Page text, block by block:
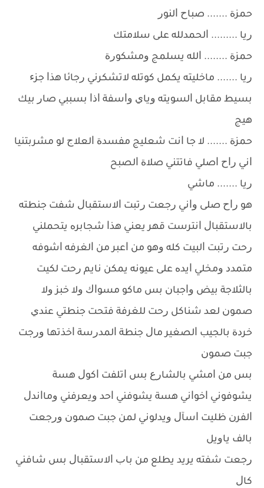
ﺣﻤﺰﺓ ....... ﺻﺒﺎﺡ ﺍﻟﻨﻮﺭ
ﺭﻳﺎ ......... ﺍﻟﺤﻤﺪﻟﻠﻪ ﻋﻠﻰ ﺳﻼﻣﺘﻚ
ﺣﻤﺰﺓ ........ ﺍﻟﻠﻪ ﻳﺴﻠﻤﺞ ﻭﻣﺸﻜﻮﺭﺓ
ﺭﻳﺎ ....... ﻣﺎﺧﻠﻴﺘﻪ ﻳﻜﻤﻞ ﻛﻮﺗﻠﻪ ﻻﺗﺸﻜﺮﻧﻲ ﺭﺟﺎﺋﺎ ﻫﺬﺍ ﺟﺰﺀ
ﺑﺴﻴﻂ ﻣﻘﺎﺑﻞ ﺍﻟﺴﻮﻳﺘﻪ ﻭﻳﺎﻱ ﻭﺍﺳﻔﺔ ﺍﺫﺍ ﺑﺴﺒﺒﻲ ﺻﺎﺭ ﺑﻴﻚ
ﻫﻴﺞ
ﺣﻤﺰﺓ ....... ﻻ ﺟﺎ ﺍﻧﺖ ﺷﻌﻠﻴﺞ ﻣﻔﺴﺪﺓ ﺍﻟﻌﻼﺝ ﻟﻮ ﻣﺸﺮﺑﺘﻨﻴﺎ
ﺍﻧﻲ ﺭﺍﺡ ﺍﺻﻠﻲ ﻓﺎﺗﺘﻨﻲ ﺻﻼﺓ ﺍﻟﺼﺒﺢ
ﺭﻳﺎ ....... ﻣﺎﺷﻲ
ﻫﻮ ﺭﺍﺡ ﺻﻠﻰ ﻭﺍﻧﻲ ﺭﺟﻌﺖ ﺭﺗﺒﺖ ﺍﻻﺳﺘﻘﺒﺎﻝ ﺷﻔﺖ ﺟﻨﻄﺘﻪ
ﺑﺎﻻﺳﺘﻘﺒﺎﻝ ﺍﻧﺘﺮﺳﺖ ﻗﻬﺮ ﻳﻌﻨﻲ ﻫﺬﺍ ﺷﺠﺎﺑﺮﻩ ﻳﺘﺤﻤﻠﻨﻲ
ﺭﺣﺖ ﺭﺗﺒﺖ ﺍﻟﺒﻴﺖ ﻛﻠﻪ ﻭﻫﻮ ﻣﻦ ﺍﻋﺒﺮ ﻣﻦ ﺍﻟﻐﺮﻓﻪ ﺍﺷﻮﻓﻪ
ﻣﺘﻤﺪﺩ ﻭﻣﺨﻠﻲ ﺍﻳﺪﻩ ﻋﻠﻰ ﻋﻴﻮﻧﻪ ﻳﻤﻜﻦ ﻧﺎﻳﻢ ﺭﺣﺖ ﻟﻜﻴﺖ
ﺑﺎﻟﺜﻼﺟﺔ ﺑﻴﺾ ﻭﺍﺟﺒﺎﻥ ﺑﺲ ﻣﺎﻛﻮ ﻣﺴﻮﺍﻙ ﻭﻻ ﺧﺒﺰ ﻭﻻ
ﺻﻤﻮﻥ ﻟﻌﺪ ﺷﻨﺎﻛﻞ ﺭﺣﺖ ﻟﻠﻐﺮﻓﺔ ﻓﺘﺤﺖ ﺟﻨﻄﺘﻲ ﻋﻨﺪﻱ
ﺧﺮﺩﺓ ﺑﺎﻟﺠﻴﺐ ﺍﻟﺼﻐﻴﺮ ﻣﺎﻝ ﺟﻨﻄﺔ ﺍﻟﻤﺪﺭﺳﺔ ﺍﺧﺬﺗﻬﺎ ﻭﺭﺟﺖ
ﺟﺒﺖ ﺻﻤﻮﻥ
ﺑﺲ ﻣﻦ ﺍﻣﺸﻲ ﺑﺎﻟﺸﺎﺭﻉ ﺑﺲ ﺍﺗﻠﻔﺖ ﺍﻛﻮﻝ ﻫﺴﺔ
ﻳﺸﻮﻓﻮﻧﻲ ﺍﺧﻮﺍﻧﻲ ﻫﺴﺔ ﻳﺸﻮﻓﻨﻲ ﺍﺣﺪ ﻭﻳﻌﺮﻓﻨﻲ ﻭﻣﺎﺍﻧﺪﻝ
ﺍﻟﻔﺮﻥ ﻇﻠﻴﺖ ﺍﺳﺂﻝ ﻭﻳﺪﻟﻮﻧﻲ ﻟﻤﻦ ﺟﺒﺖ ﺻﻤﻮﻥ ﻭﺭﺟﻌﺖ
ﺑﺎﻟﻒ ﻳﺎﻭﻳﻞ
ﺭﺟﻌﺖ ﺷﻔﺘﻪ ﻳﺮﻳﺪ ﻳﻄﻠﻊ ﻣﻦ ﺑﺎﺏ ﺍﻻﺳﺘﻘﺒﺎﻝ ﺑﺲ ﺷﺎﻓﻨﻲ
ﻛﺎﻝ